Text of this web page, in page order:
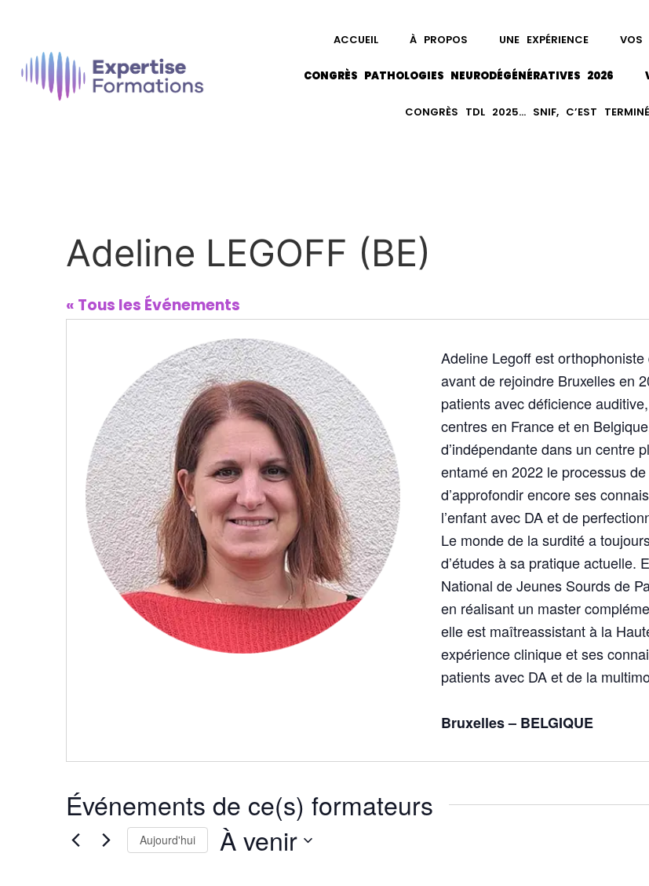
ACCUEIL À PROPOS UNE EXPÉRIENCE VOS
CONGRÈS PATHOLOGIES NEURODÉGÉNÉRATIVES 2026
CONGRÈS TDL 2025… SNIF, C’EST TERMINÉ
Adeline LEGOFF (BE)
« Tous les Événements
Adeline Legoff est
avant de rejoindre Bruxelles en
patients avec déficience
centres en France et en
d’indépendante dans un centre
entamé en 2022 le processus
d’approfondir encore ses
l’enfant avec DA et de
Le monde de la surdité a
d’études à sa pratique actuelle.
National de Jeunes Sourds de
en réalisant un master
elle est maîtreassistant à la
expérience clinique et ses
patients avec DA et de la
Bruxelles – BELGIQUE
Événements de ce(s) formateurs
Aujourd'hui À venir